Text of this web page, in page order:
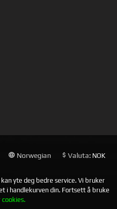
Norwegian Valuta: NOK
yte deg bedre service. Vi bruker
i handlekurven din. Fortsett å bruke